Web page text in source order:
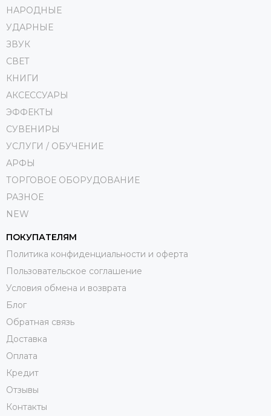
НАРОДНЫЕ
УДАРНЫЕ
ЗВУК
СВЕТ
КНИГИ
АКСЕССУАРЫ
ЭФФЕКТЫ
СУВЕНИРЫ
УСЛУГИ / ОБУЧЕНИЕ
АРФЫ
ТОРГОВОЕ ОБОРУДОВАНИЕ
РАЗНОЕ
NEW
ПОКУПАТЕЛЯМ
Политика конфиденциальности и оферта
Пользовательское соглашение
Условия обмена и возврата
Блог
Обратная связь
Доставка
Оплата
Кредит
Отзывы
Контакты